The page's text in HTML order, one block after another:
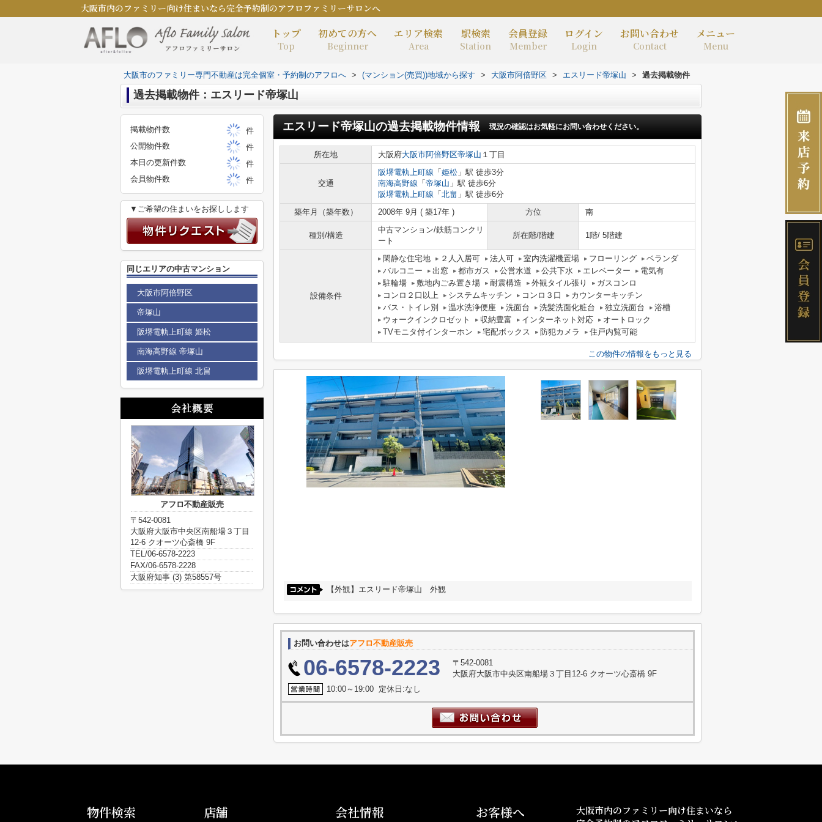
大阪市内のファミリー向け住まいなら完全予約制のアフロファミリーサロンへ
トップ
Top
初めての方へ
Beginner
エリア検索
Area
駅検索
Station
会員登録
Member
ログイン
Login
お問い合わせ
Contact
メニュー
Menu
大阪市のファミリー専門不動産は完全個室・予約制のアフロへ > (マンション(売買))地域から探す > 大阪市阿倍野区 > エスリード帝塚山 > 過去掲載物件
過去掲載物件：エスリード帝塚山
エスリード帝塚山の過去掲載物件情報 現況の確認はお気軽にお問い合わせください。
所在地 大阪府大阪市阿倍野区帝塚山 １丁目
交通
阪堺電軌上町線 「 姫松 」駅 徒歩3分
南海高野線 「 帝塚山 」駅 徒歩6分
阪堺電軌上町線 「 北畠 」駅 徒歩6分
築年月（築年数）
2008年 9月 ( 築17年 ) 方位 南
種別/構造
中古マンション/鉄筋コンクリ
ート
所在階/階建 1階/ 5階建
設備条件
閑静な住宅地 ２人入居可 法人可 室内洗濯機置場 フローリング
ベランダ
バルコニー
出窓 都市ガス 公営水道 公共下水 エレベーター
電気有
駐輪場
敷地内ごみ置き場 耐震構造 外観タイル張り
ガスコンロ
コンロ２口以上
システムキッチン コンロ３口
カウンターキッチン
バス・トイレ別
温水洗浄便座 洗面台 洗髪洗面化粧台 独立洗面台
浴槽
ウォークインクロゼット
収納豊富 インターネット対応
オートロック
TVモニタ付インターホン
宅配ボックス 防犯カメラ 住戸内覧可能
この物件の情報をもっと見る
【外観】エスリード帝塚山 外観
お問い合わせはアフロ不動産販売
06-6578-2223
〒542-0081
大阪府大阪市中央区南船場３丁目12-6 クオーツ心斎橋 9F
10:00～19:00 定休日:なし
掲載物件数
件
公開物件数
件
本日の更新件数
件
会員物件数
件
▼ご希望の住まいをお探しします
同じエリアの中古マンション
大阪市阿倍野区
帝塚山
阪堺電軌上町線 姫松
南海高野線 帝塚山
阪堺電軌上町線 北畠
アフロ不動産販売
〒542-0081
大阪府大阪市中央区南船場３丁目
12-6 クオーツ心斎橋 9F
TEL/06-6578-2223
FAX/06-6578-2228
大阪府知事 (3) 第58557号
物件検索 店舗 会社情報 お客様へ
大阪市内のファミリー向け住まいなら